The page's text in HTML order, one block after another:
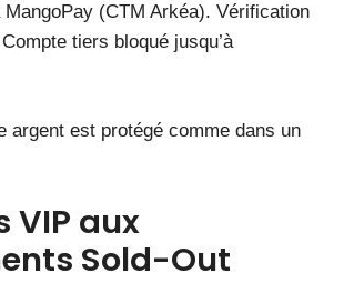
(CTM Arkéa). Vérification
tiers bloqué jusqu’à
argent est protégé comme dans un
VIP aux
Sold-Out